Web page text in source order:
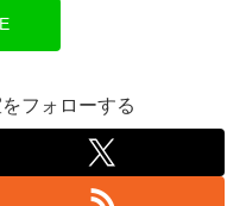
フォローする